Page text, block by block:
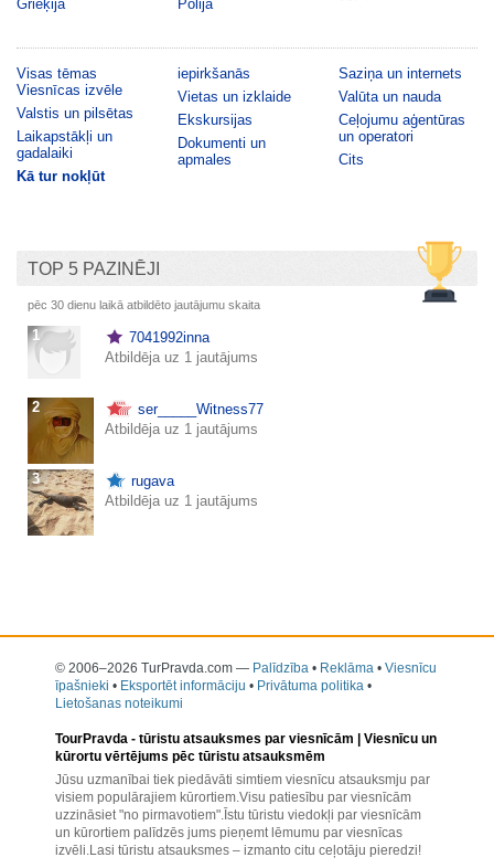
TOP 5 PAZINĒJI
pēc 30 dienu laikā atbildēto jautājumu skaita
1
7041992inna
Atbildēja uz 1 jautājums
2
ser_____Witness77
Atbildēja uz 1 jautājums
3
rugava
Atbildēja uz 1 jautājums
Grieķija
Polija
Visas tēmas
Viesnīcas izvēle
Valstis un pilsētas
Laikapstākļi un
gadalaiki
Kā tur nokļūt
iepirkšanās
Vietas un izklaide
Ekskursijas
Dokumenti un
apmales
Saziņa un internets
Valūta un nauda
Ceļojumu aģentūras
un operatori
Cits
© 2006–2026 TurPravda.com — Palīdzība • Reklāma • Viesnīcu
īpašnieki • Eksportēt informāciju • Privātuma politika •
Lietošanas noteikumi
TourPravda - tūristu atsauksmes par viesnīcām | Viesnīcu un
kūrortu vērtējums pēc tūristu atsauksmēm
Jūsu uzmanībai tiek piedāvāti simtiem viesnīcu atsauksmju par
visiem populārajiem kūrortiem.Visu patiesību par viesnīcām
uzzināsiet "no pirmavotiem".Īstu tūristu viedokļi par viesnīcām
un kūrortiem palīdzēs jums pieņemt lēmumu par viesnīcas
izvēli.Lasi tūristu atsauksmes – izmanto citu ceļotāju pieredzi!